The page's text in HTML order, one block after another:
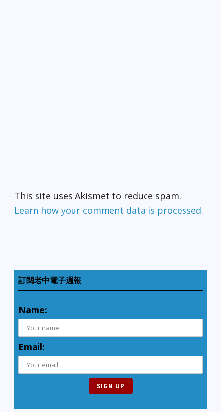
This site uses Akismet to reduce spam.
Learn how your comment data is processed.
訂閱老中電子週報
Name:
Email: